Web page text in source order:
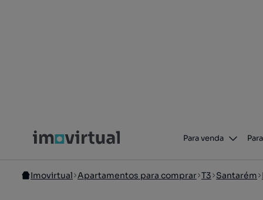
Para venda
Imovirtual Apartamentos para comprar T3 Santarém